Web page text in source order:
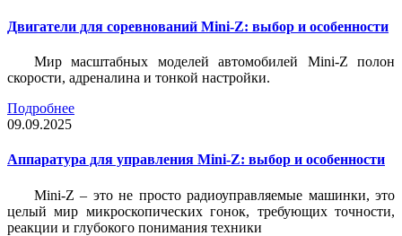
Двигатели для соревнований Mini-Z: выбор и особенности
Мир масштабных моделей автомобилей Mini-Z полон
скорости, адреналина и тонкой настройки.
Подробнее
09.09.2025
Аппаратура для управления Mini-Z: выбор и особенности
Mini-Z – это не просто радиоуправляемые машинки, это
целый мир микроскопических гонок, требующих точности,
реакции и глубокого понимания техники